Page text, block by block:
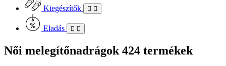
Kiegészítők
Eladás
Női melegítőnadrágok 424 termékek